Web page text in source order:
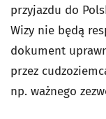
przyjazdu do
Wizy nie będą
dokument
przez
np. ważnego